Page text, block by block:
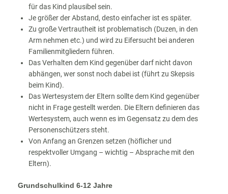
für das Kind plausibel sein.
Je größer der Abstand, desto einfacher ist es später.
Zu große Vertrautheit ist problematisch (Duzen, in den
Arm nehmen etc.) und wird zu Eifersucht bei anderen
Familienmitgliedern führen.
Das Verhalten dem Kind gegenüber darf nicht davon
abhängen, wer sonst noch dabei ist (führt zu Skepsis
beim Kind).
Das Wertesystem der Eltern sollte dem Kind gegenüber
nicht in Frage gestellt werden. Die Eltern definieren das
Wertesystem, auch wenn es im Gegensatz zu dem des
Personenschützers steht.
Von Anfang an Grenzen setzen (höflicher und
respektvoller Umgang – wichtig – Absprache mit den
Eltern).
Grundschulkind 6-12 Jahre